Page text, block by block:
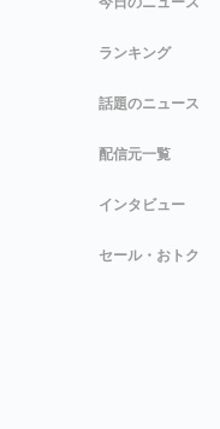
ランキング
話題のニュース
配信元一覧
インタビュー
セール・おトク